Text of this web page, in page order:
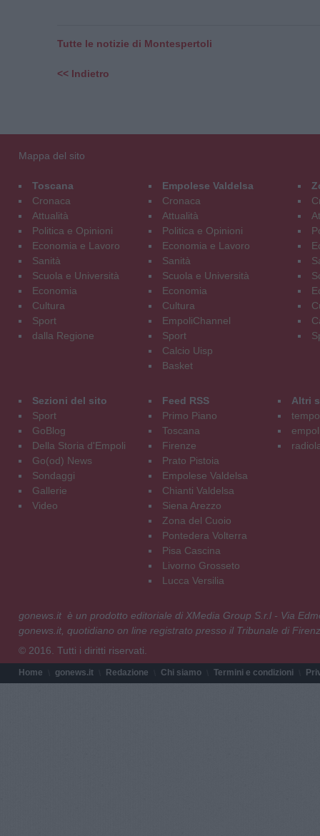
Tutte le notizie di Montespertoli
<< Indietro
Mappa del sito
Toscana
Cronaca
Attualità
Politica e Opinioni
Economia e Lavoro
Sanità
Scuola e Università
Economia
Cultura
Sport
dalla Regione
Empolese Valdelsa
Cronaca
Attualità
Politica e Opinioni
Economia e Lavoro
Sanità
Scuola e Università
Economia
Cultura
EmpoliChannel
Sport
Calcio Uisp
Basket
Sezioni del sito
Sport
GoBlog
Della Storia d'Empoli
Go(od) News
Sondaggi
Gallerie
Video
Feed RSS
Primo Piano
Toscana
Firenze
Prato Pistoia
Empolese Valdelsa
Chianti Valdelsa
Siena Arezzo
Zona del Cuoio
Pontedera Volterra
Pisa Cascina
Livorno Grosseto
Lucca Versilia
Altri
gonews.it è un prodotto editoriale di XMedia Group S.r.l - Via
gonews.it, quotidiano on line registrato presso il Tribunale di
© 2016. Tutti i diritti riservati.
Home gonews.it Redazione Chi siamo Termini e condizioni